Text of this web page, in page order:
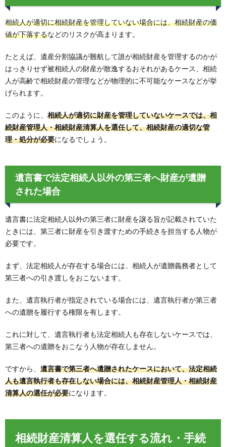
相続人が適切に相続財産を管理していない場合には、相続財産の価
値が下落するなどのリスクが高まります。
たとえば、遺産分割協議が難航して誰が相続財産を管理するのかが
はっきりせず被相続人の財産が散逸するおそれがあるケース、相続
人が高齢で相続財産の管理などが物理的に不可能なケースなどが挙
げられます。
このように、 相続人が適切に財産を管理していないケースでは、相
続財産管理人・相続財産清算人を選任して、相続財産の適切な管
理・処分が必要になるでしょう。
遺言書で法定相続人以外の第三者へ財産が遺贈
された場合
遺言書に法定相続人以外の第三者に財産を譲る旨が記載されていた
ときには、第三者に財産を引き渡すための手続きを担当する人物が
必要です。
まず、法定相続人が存在する場合には、相続人が遺贈義務者として
第三者への引き渡しをおこないます。
また、遺言執行者が指定されている場合には、遺言執行者が第三者
への遺贈を履行する権限を有します。
これに対して、遺言執行者も法定相続人も存在しないケースでは、
第三者への遺贈をおこなう人物が存在しません。
ですから、 遺言書で第三者へ遺贈されたケースにおいて、法定相続
人も遺言執行者も存在しない場合には、相続財産管理人・相続財産
清算人の選任が必要になります。
相続財産清算人を選任する流れ・手続